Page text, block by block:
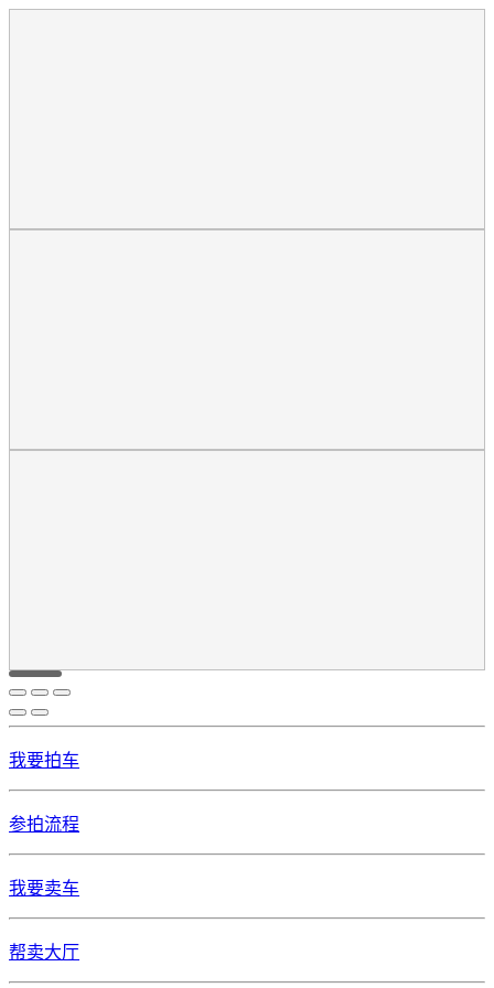
我要拍车
参拍流程
我要卖车
帮卖大厅